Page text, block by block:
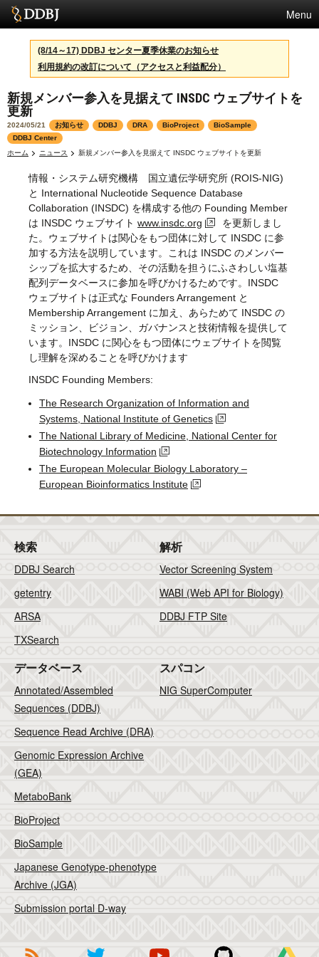
Menu
サービス
スパコン
統計
活動
センターについて
利用規約
問合せ
English
(8/14～17) DDBJ センター夏季休業のお知らせ
利用規約の改訂について（アクセスと利益配分）
新規メンバー参入を見据えて INSDC ウェブサイトを
更新
2024/05/21 お知らせ DDBJ DRA BioProject
BioSample
DDBJ Center
ホーム
ニュース 新規メンバー参入を見据えて INSDC ウェブサイトを更新
情報・システム研究機構 国立遺伝学研究所 (ROIS-NIG)
と International Nucleotide Sequence Database
Collaboration (INSDC) を構成する他の Founding Member
は INSDC ウェブサイト www.insdc.org
を更新しまし
た。ウェブサイトは関心をもつ団体に対して INSDC に参
加する方法を説明しています。これは INSDC のメンバー
シップを拡大するため、その活動を担うにふさわしい塩基
配列データベースに参加を呼びかけるためです。INSDC
ウェブサイトは正式な Founders Arrangement と
Membership Arrangement に加え、あらためて INSDC の
ミッション、ビジョン、ガバナンスと技術情報を提供して
います。INSDC に関心をもつ団体にウェブサイトを閲覧
し理解を深めることを呼びかけます
INSDC Founding Members:
The Research Organization of Information and
Systems, National Institute of Genetics
The National Library of Medicine, National Center for
Biotechnology Information
The European Molecular Biology Laboratory –
European Bioinformatics Institute
検索
DDBJ Search
getentry
ARSA
TXSearch
解析
Vector Screening System
WABI (Web API for Biology)
DDBJ FTP Site
データベース
Annotated/Assembled
Sequences (DDBJ)
Sequence Read Archive (DRA)
Genomic Expression Archive
(GEA)
MetaboBank
BioProject
BioSample
Japanese Genotype-phenotype
Archive (JGA)
Submission portal D-way
スパコン
NIG SuperComputer